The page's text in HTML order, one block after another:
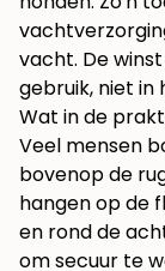
vacht. De
gebruik, niet in
Wat in de
Veel mensen
bovenop de
hangen op de
en rond de
om secuur te